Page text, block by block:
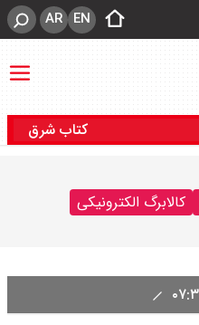
EN
AR
کتاب شرق
کالابرگ الکترونیکی